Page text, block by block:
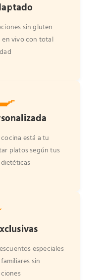
sin gluten
en vivo con total
está a tu
platos según tus
especiales
sin